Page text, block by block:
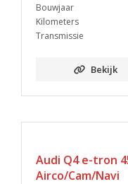
Bouwjaar
Kilometers
Transmissie
Bekijk
Audi Q4 e-tron
Airco/Cam/Navi